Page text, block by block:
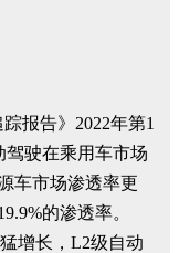
报告》2022年第1
驶在乘用车市场
车市场渗透率更
的渗透率。
增长，L2级自动